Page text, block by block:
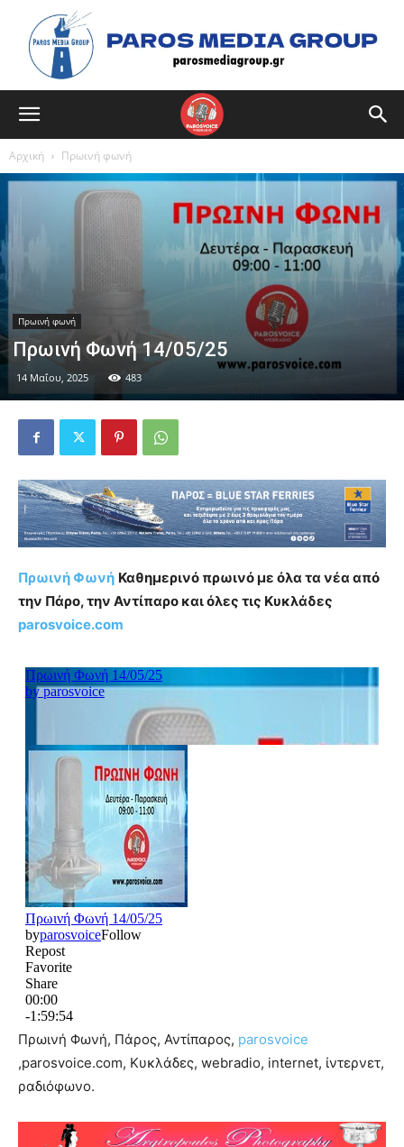
Αρχική Πρωινή φωνή
Πρωινή φωνή
Πρωινή Φωνή 14/05/25
14 Μαΐου, 2025 483
Πρωινή Φωνή Καθημερινό πρωινό με όλα τα νέα από
την Πάρο, την Αντίπαρο και όλες τις Κυκλάδες
parosvoice.com
Πρωινή Φωνή, Πάρος, Αντίπαρος, parosvoice
,parosvoice.com, Κυκλάδες, webradio, internet, ίντερνετ,
ραδιόφωνο.